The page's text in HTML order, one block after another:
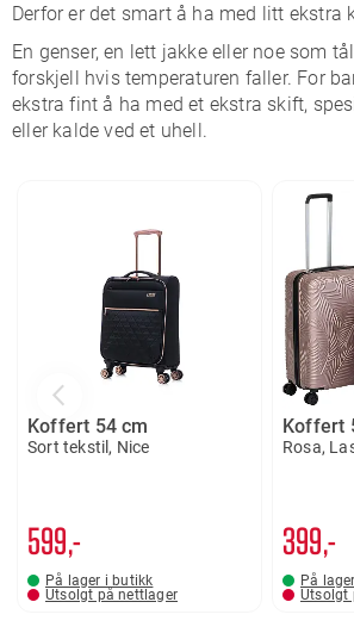
Derfor er det smart å ha med litt ekstra
En genser, en lett jakke eller noe som
forskjell hvis temperaturen faller. For
ekstra fint å ha med et ekstra skift,
eller kalde ved et uhell.
Koffert 54 cm
Sort tekstil, Nice
599,-
På lager i butikk
Utsolgt på nettlager
Koffert
Rosa,
399,-
På
Utsolgt